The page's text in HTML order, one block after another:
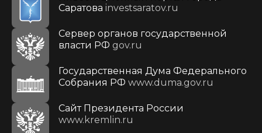
Саратова investsaratov.ru
Сервер органов государственной
власти РФ gov.ru
Государственная Дума Федерального
Собрания РФ www.duma.gov.ru
Cайт Президента России
www.kremlin.ru